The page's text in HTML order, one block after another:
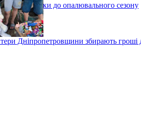
будинки до опалювального сезону
Дніпропетровщини збирають гроші